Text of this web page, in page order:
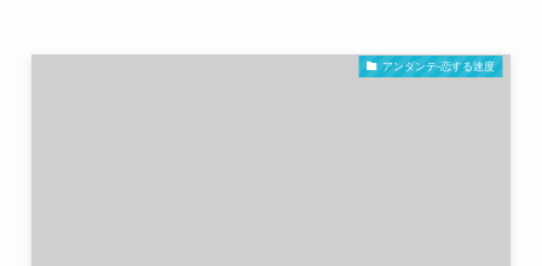
アンダンテ-恋する速度